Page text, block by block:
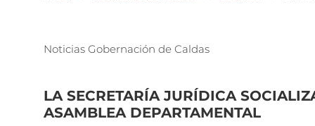
Noticias Gobernación de Caldas
LA SECRETARÍA JURÍDICA
ASAMBLEA DEPARTAMENTAL